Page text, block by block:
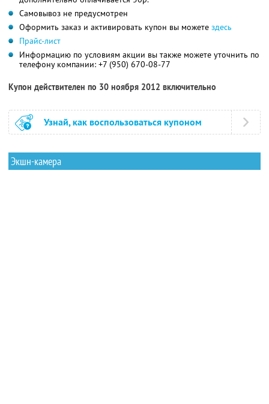
Самовывоз не предусмотрен
Оформить заказ и активировать купон вы можете здесь
Прайс-лист
Информацию по условиям акции вы также можете уточнить по
телефону компании: +7 (950) 670-08-77
Купон действителен по 30 ноября 2012 включительно
Узнай, как воспользоваться купоном
Экшн-камера